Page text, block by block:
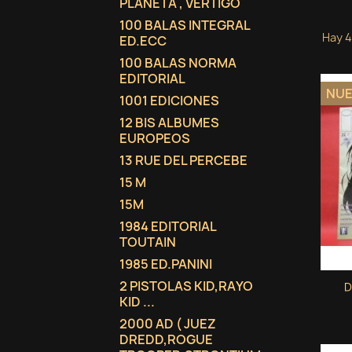
100 BALAS INTEGRAL
ED.ECC
100 BALAS NORMA
EDITORIAL
1001 EDICIONES
12 BIS ALBUMES
EUROPEOS
13 RUE DEL PERCEBE
15 M
15M
1984 EDITORIAL
TOUTAIN
1985 ED.PANINI
2 PISTOLAS KID,RAYO
KID ...
2000 AD ( JUEZ
DREDD,ROGUE
Hay